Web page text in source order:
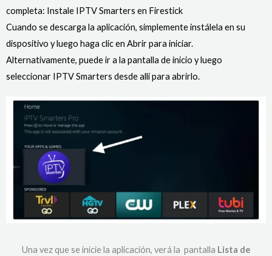
completa: Instale IPTV Smarters en Firestick
Cuando se descarga la aplicación, simplemente instálela en su
dispositivo y luego haga clic en Abrir para iniciar.
Alternativamente, puede ir a la pantalla de inicio y luego
seleccionar IPTV Smarters desde allí para abrirlo.
Una vez que se inicie la aplicación, verá la pantalla Lista de